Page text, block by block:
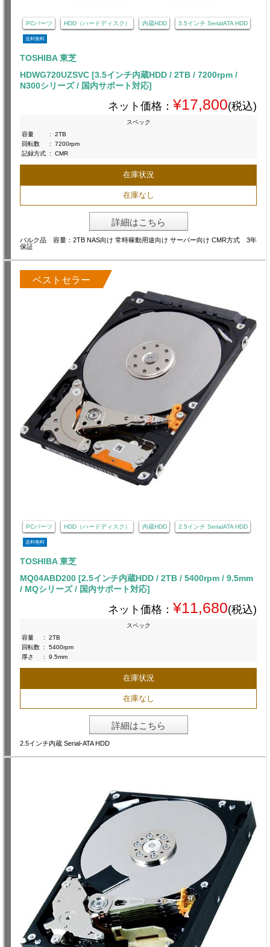
PCパーツ HDD（ハードディスク） 内蔵HDD 3.5インチ SerialATA HDD
送料無料
TOSHIBA 東芝
HDWG720UZSVC [3.5インチ内蔵HDD / 2TB / 7200rpm /
N300シリーズ / 国内サポート対応]
ネット価格： ¥17,800(税込)
スペック
容量
:
2TB
回転数
:
7200rpm
記録方式 : CMR
在庫状況
在庫なし
詳細はこちら
バルク品 容量：2TB NAS向け 常時稼動用途向け サーバー向け CMR方式 3年
保証
ベストセラー
PCパーツ HDD（ハードディスク） 内蔵HDD 2.5インチ SerialATA HDD
送料無料
TOSHIBA 東芝
MQ04ABD200 [2.5インチ内蔵HDD / 2TB / 5400rpm / 9.5mm
/ MQシリーズ / 国内サポート対応]
ネット価格： ¥11,680(税込)
スペック
容量
:
2TB
回転数 :
5400rpm
厚さ
: 9.5mm
在庫状況
在庫なし
詳細はこちら
2.5インチ内蔵 Serial-ATA HDD